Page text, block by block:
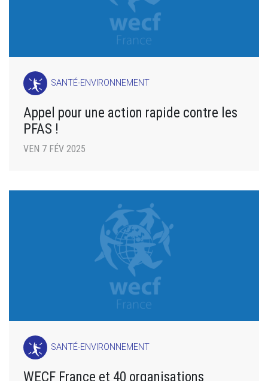
SANTÉ-ENVIRONNEMENT
Appel pour une action rapide contre les
PFAS !
VEN 7 FÉV 2025
SANTÉ-ENVIRONNEMENT
WECF France et 40 organisations